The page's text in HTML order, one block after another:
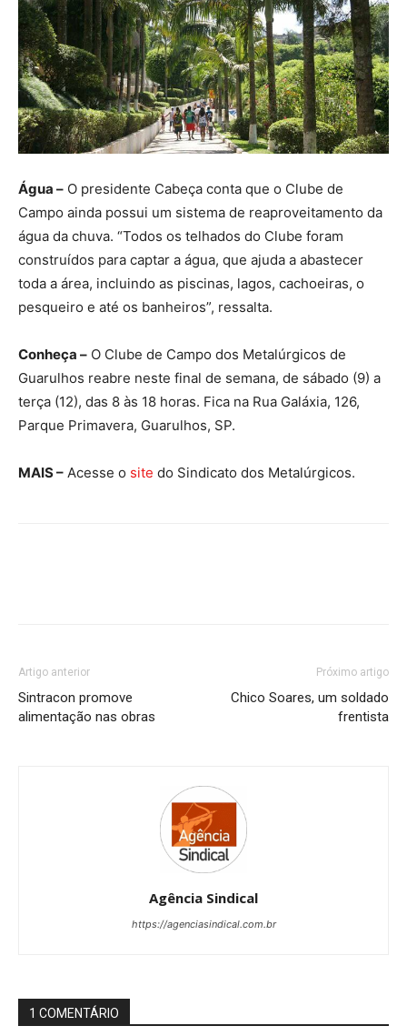
Água – O presidente Cabeça conta que o Clube de
Campo ainda possui um sistema de reaproveitamento da
água da chuva. “Todos os telhados do Clube foram
construídos para captar a água, que ajuda a abastecer
toda a área, incluindo as piscinas, lagos, cachoeiras, o
pesqueiro e até os banheiros”, ressalta.
Conheça – O Clube de Campo dos Metalúrgicos de
Guarulhos reabre neste final de semana, de sábado (9) a
terça (12), das 8 às 18 horas. Fica na Rua Galáxia, 126,
Parque Primavera, Guarulhos, SP.
MAIS – Acesse o site do Sindicato dos Metalúrgicos.
Artigo anterior
Sintracon promove
alimentação nas obras
Próximo artigo
Chico Soares, um soldado
frentista
Agência Sindical
https://agenciasindical.com.br
1 COMENTÁRIO